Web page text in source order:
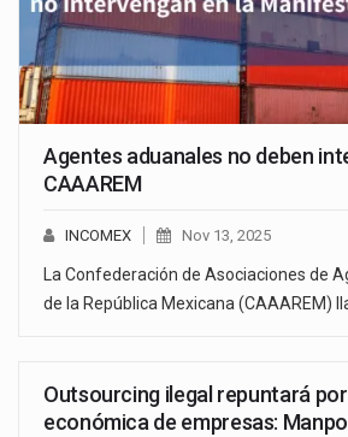
Agentes aduanales no deben
CAAAREM
INCOMEX Nov 13, 2025
La Confederación de Asociaciones de
de la República Mexicana (CAAAREM)
Outsourcing ilegal repuntará
económica de empresas: